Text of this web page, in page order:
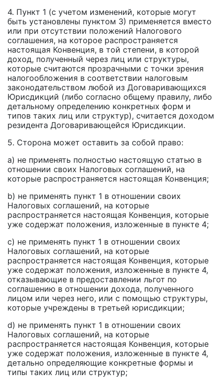
4. Пункт 1 (с учетом изменений, которые могут
быть установлены пунктом 3) применяется вместо
или при отсутствии положений Налогового
соглашения, на которое распространяется
настоящая Конвенция, в той степени, в которой
доход, полученный через лиц или структуры,
которые считаются прозрачными с точки зрения
налогообложения в соответствии налоговым
законодательством любой из Договаривающихся
Юрисдикций (либо согласно общему правилу, либо
детальному определению конкретных форм и
типов таких лиц или структур), считается доходом
резидента Договаривающейся Юрисдикции.
5. Сторона может оставить за собой право:
a) не применять полностью настоящую статью в
отношении своих Налоговых соглашений, на
которые распространяется настоящая Конвенция;
b) не применять пункт 1 в отношении своих
Налоговых соглашений, на которые
распространяется настоящая Конвенция, которые
уже содержат положения, изложенные в пункте 4;
c) не применять пункт 1 в отношении своих
Налоговых соглашений, на которые
распространяется настоящая Конвенция, которые
уже содержат положения, изложенные в пункте 4,
отказывающие в предоставлении льгот по
соглашению в отношении дохода, полученного
лицом или через него, или с помощью структуры,
которые учреждены в третьей юрисдикции;
d) не применять пункт 1 в отношении своих
Налоговых соглашений, на которые
распространяется настоящая Конвенция, которые
уже содержат положения, изложенные в пункте 4,
детально определяющие конкретные формы и
типы таких лиц или структур;